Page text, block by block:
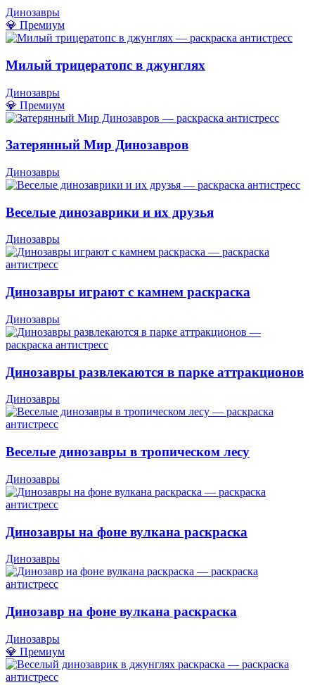
Динозавры
💎 Премиум
Милый трицератопс в джунглях
Динозавры
💎 Премиум
Затерянный Мир Динозавров
Динозавры
Веселые динозаврики и их друзья
Динозавры
Динозавры играют с камнем раскраска
Динозавры
Динозавры развлекаются в парке аттракционов
Динозавры
Веселые динозавры в тропическом лесу
Динозавры
Динозавры на фоне вулкана раскраска
Динозавры
Динозавр на фоне вулкана раскраска
Динозавры
💎 Премиум